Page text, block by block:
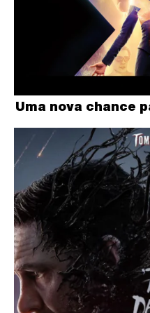
Uma nova chance